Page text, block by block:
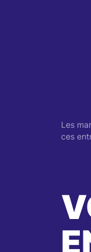
Les
ces